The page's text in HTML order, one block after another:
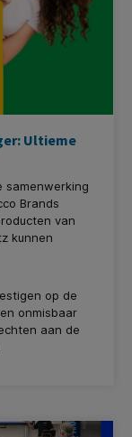
Ultieme
samenwerking
Brands
van
kunnen
op de
onmisbaar
aan de